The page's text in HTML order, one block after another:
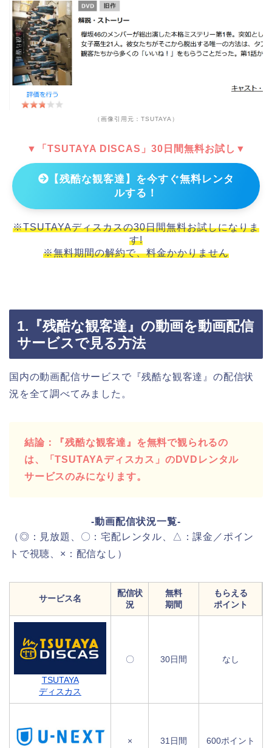
（画像引用元：TSUTAYA）
▼「TSUTAYA DISCAS」30日間無料お試し▼
【残酷な観客達】を今すぐ無料レンタ
ルする！
※TSUTAYAディスカスの30日間無料お試しになりま
す!
※無料期間の解約で、料金かかりません
1.『残酷な観客達』の動画を動画配信
サービスで見る方法
国内の動画配信サービスで『残酷な観客達』の配信状
況を全て調べてみました。
結論：『残酷な観客達』を無料で観られるの
は、「TSUTAYAディスカス」のDVDレンタル
サービスのみになります。
-動画配信状況一覧-
（◎：見放題、〇：宅配レンタル、△：課金／ポイン
トで視聴、×：配信なし）
サービス名
配信状
況
無料
期間
もらえる
ポイント
TSUTAYA
ディスカス
〇 30日間 なし
× 31日間 600ポイント